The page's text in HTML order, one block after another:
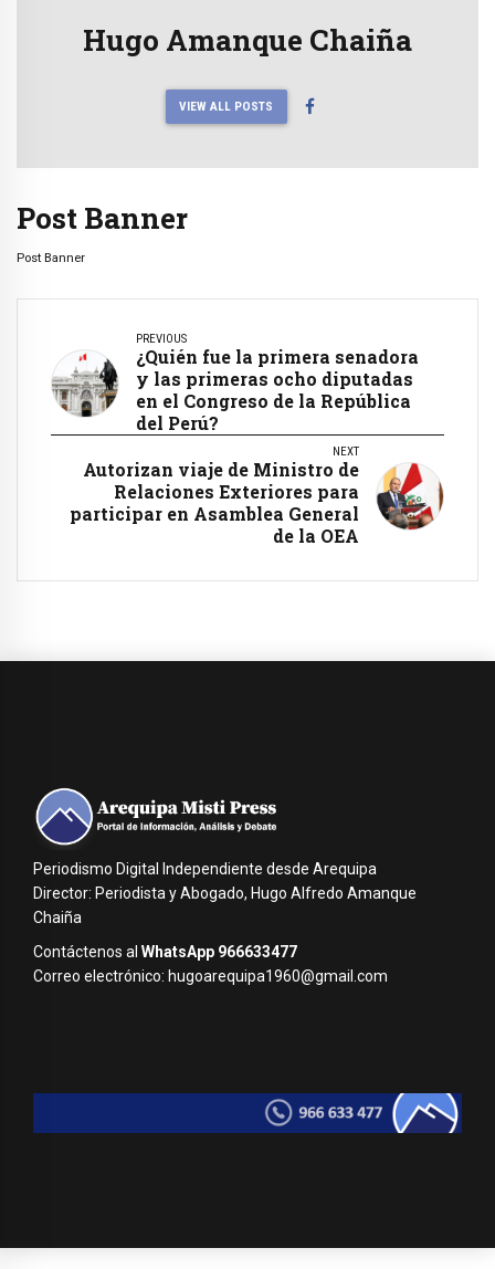
Hugo Amanque Chaiña
VIEW ALL POSTS
Post Banner
Post Banner
PREVIOUS
¿Quién fue la primera senadora
y las primeras ocho diputadas
en el Congreso de la República
del Perú?
NEXT
Autorizan viaje de Ministro de
Relaciones Exteriores para
participar en Asamblea General
de la OEA
Periodismo Digital Independiente desde Arequipa
Director: Periodista y Abogado, Hugo Alfredo Amanque
Chaiña
Contáctenos al WhatsApp 966633477
Correo electrónico: hugoarequipa1960@gmail.com